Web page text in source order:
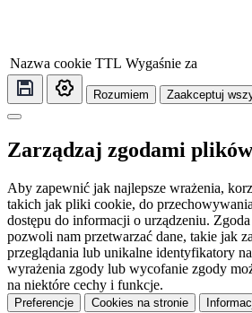
Nazwa cookie TTL Wygaśnie za
Rozumiem Zaakceptuj
Zarządzaj zgodami
Aby zapewnić jak najlepsze wrażenia,
takich jak pliki cookie, do
dostępu do informacji o urządzeniu.
pozwoli nam przetwarzać dane, takie jak
przeglądania lub unikalne identyfikatory
wyrażenia zgody lub wycofanie zgody
na niektóre cechy i funkcje.
Preferencje Cookies na stronie